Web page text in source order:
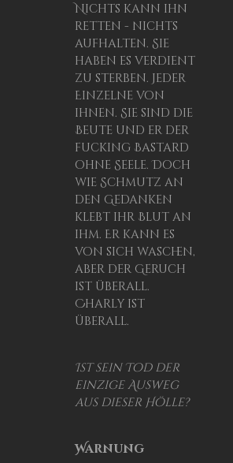
Nichts kann ihn
retten - nichts
aufhalten. Sie
haben es verdient
zu sterben. Jeder
Einzelne von
ihnen. Sie sind die
Beute und er der
fucking Bastard
ohne Seele. Doch
wie Schmutz an
den Gedanken
klebt ihr Blut an
ihm. Er kann es
von sich waschen,
aber der Geruch
ist überall.
Charly ist
überall.
Ist sein Tod der
einzige Ausweg
aus dieser Hölle?
Warnung